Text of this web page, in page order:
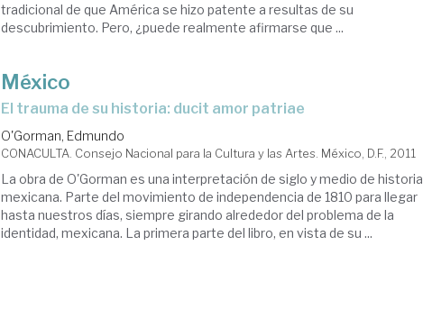
tradicional de que América se hizo patente a resultas de su
descubrimiento. Pero, ¿puede realmente afirmarse que ...
México
el trauma de su historia: ducit amor patriae
O'Gorman, Edmundo
CONACULTA. Consejo Nacional para la Cultura y las Artes. México, D.F., 2011
La obra de O'Gorman es una interpretación de siglo y medio de historia
mexicana. Parte del movimiento de independencia de 1810 para llegar
hasta nuestros días, siempre girando alrededor del problema de la
identidad, mexicana. La primera parte del libro, en vista de su ...